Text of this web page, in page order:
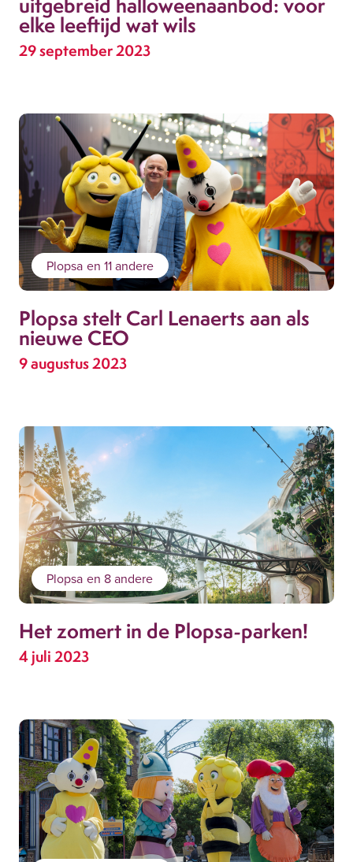
elke leeftijd wat wils
29 september 2023
Plopsa en 11 andere
Plopsa stelt Carl Lenaerts aan als
nieuwe CEO
9 augustus 2023
Plopsa en 8 andere
Het zomert in de Plopsa-parken!
4 juli 2023